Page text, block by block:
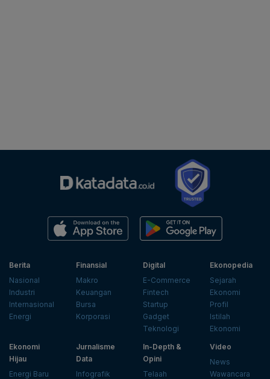
Berita
Nasional
Industri
Internasional
Energi
Finansial
Makro
Keuangan
Bursa
Korporasi
Digital
E-Commerce
Fintech
Startup
Gadget
Teknologi
Ekonopedia
Sejarah
Ekonomi
Profil
Istilah
Ekonomi
Ekonomi
Hijau
Energi Baru
Jurnalisme
Data
Infografik
In-Depth &
Opini
Telaah
Video
News
Wawancara